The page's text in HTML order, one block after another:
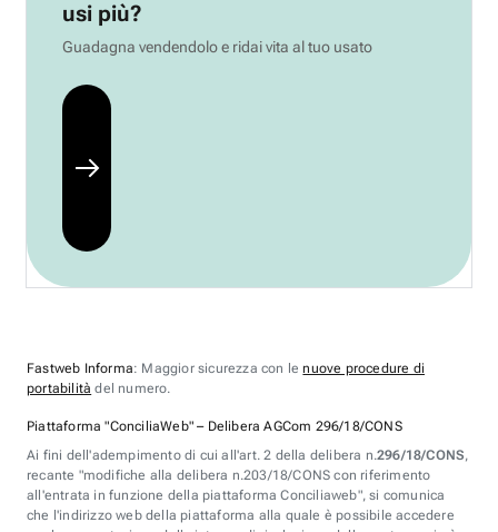
usi più?
Guadagna vendendolo e ridai vita al tuo usato
Fastweb Informa: Maggior sicurezza con lenuove procedure di
portabilità del numero.
Piattaforma "ConciliaWeb" – Delibera AGCom 296/18/CONS
Ai fini dell'adempimento di cui all'art. 2 della delibera n.296/18/CONS,
recante "modifiche alla delibera n.203/18/CONS con riferimento
all'entrata in funzione della piattaforma Conciliaweb", si comunica
che l'indirizzo web della piattaforma alla quale è possibile accedere